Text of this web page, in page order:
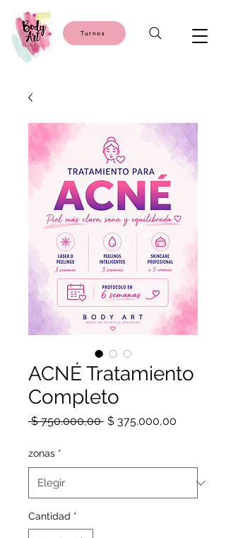
Turnos
ACNÉ Tratamiento
Completo
$ 750.000,00 Precio
$ 375.000,00
zonas *
Cantidad *